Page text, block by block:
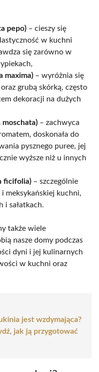
pepo) – cieszy się
w kuchni
się zarówno w
maxima) – wyróżnia się
grubą skórką, często
dekoracji na dużych
– zachwyca
doskonała do
pysznego puree, jej
wyższe niż u innych
ficifolia) – szczególnie
meksykańskiej kuchni,
i sałatkach.
także wiele
nasze domy podczas
dyni i jej kulinarnych
w kuchni oraz
jest wzdymająca?
jak ją przygotować